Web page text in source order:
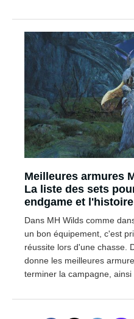
Meilleures armures
La liste des sets
endgame et l'histoire
Dans MH Wilds comme
un bon équipement, c'est
réussite lors d'une chasse.
donne les meilleures
terminer la campagne,